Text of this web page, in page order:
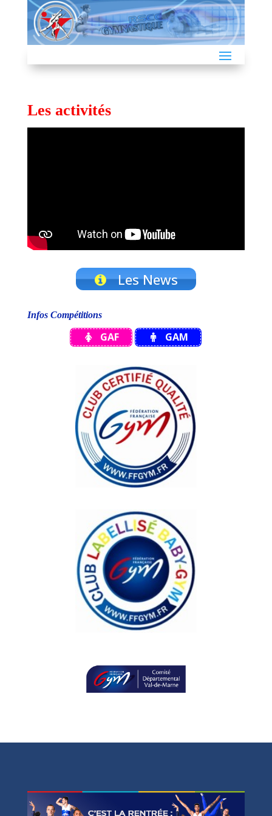
Les activités
Les News
Infos Compétitions
GAF GAM